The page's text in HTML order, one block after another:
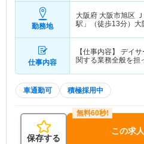
勤務地
大阪府 大阪市旭区
駅」（徒歩13分）大
仕事内容
【仕事内容】 デイ
関する業務全般を
車通勤可 積極採用中
保存する
この求